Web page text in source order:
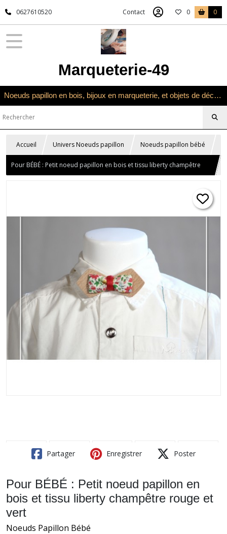
0627610520 Contact 0 0
Marqueterie-49
Noeuds papillon en bois, bijoux en marqueterie, et objets de décoration en marqueterie bois
Accueil Univers Noeuds papillon Noeuds papillon bébé
Pour BÉBÉ : Petit noeud papillon en bois et tissu liberty champêtre
Partager Enregistrer Poster
Pour BÉBÉ : Petit noeud papillon en
bois et tissu liberty champêtre rouge et
vert
Noeuds Papillon Bébé